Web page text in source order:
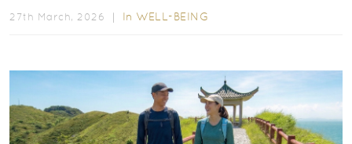
27th March, 2026 ｜ In WELL-BEING